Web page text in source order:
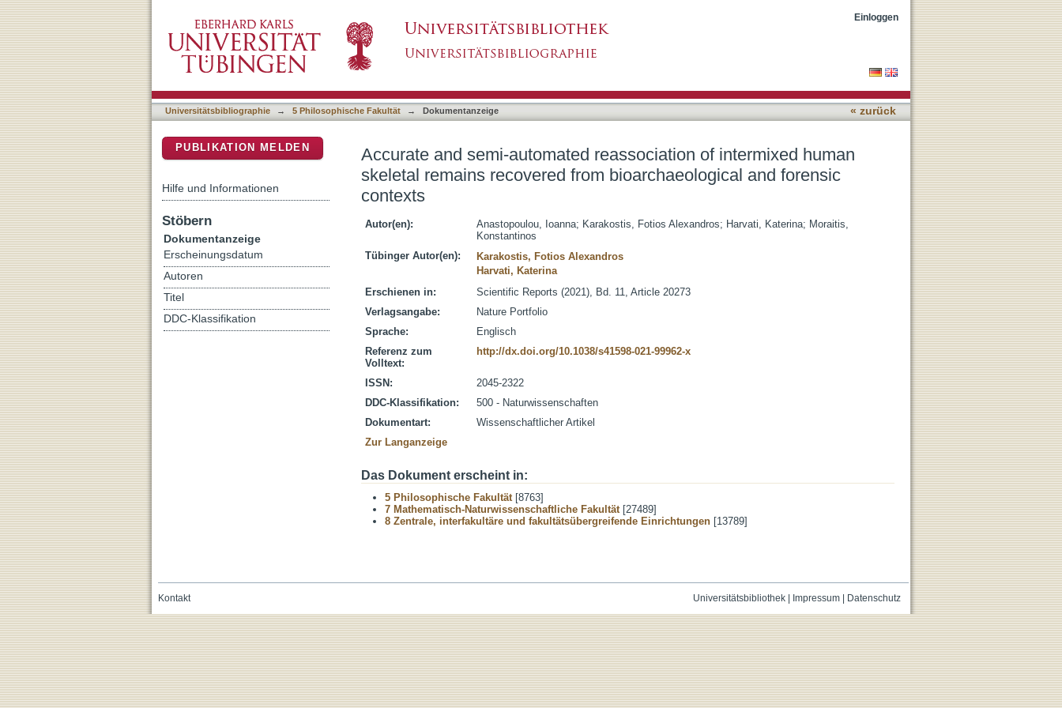
Accurate and semi-automated reassociation of intermixed human skeletal remains recovered from
bioarchaeological and forensic contexts
Einloggen
Universitätsbibliographie → 5 Philosophische Fakultät → Dokumentanzeige « zurück
Accurate and semi-automated reassociation of intermixed human
skeletal remains recovered from bioarchaeological and forensic
contexts
Autor(en): Anastopoulou, Ioanna; Karakostis, Fotios Alexandros; Harvati, Katerina; Moraitis,
Konstantinos
Tübinger Autor(en):
Karakostis, Fotios Alexandros
Harvati, Katerina
Erschienen in:
Scientific Reports (2021), Bd. 11, Article 20273
Verlagsangabe:
Nature Portfolio
Sprache:
Englisch
Referenz zum
Volltext:
http://dx.doi.org/10.1038/s41598-021-99962-x
ISSN:
2045-2322
DDC-Klassifikation:
500 - Naturwissenschaften
Dokumentart:
Wissenschaftlicher Artikel
Zur Langanzeige
Das Dokument erscheint in:
5 Philosophische Fakultät[8763]
7 Mathematisch-Naturwissenschaftliche Fakultät[27489]
8 Zentrale, interfakultäre und fakultätsübergreifende Einrichtungen [13789]
PUBLIKATION MELDEN
Hilfe und Informationen
Stöbern
Dokumentanzeige
Erscheinungsdatum
Autoren
Titel
DDC-Klassifikation
Universitätsbibliothek| Impressum| Datenschutz
Kontakt